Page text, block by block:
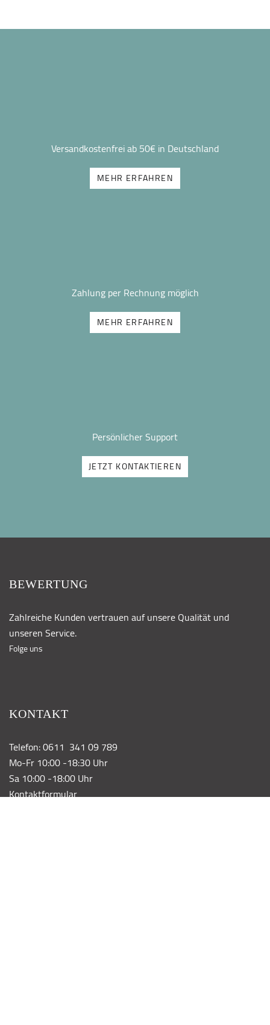
Versandkostenfrei ab 50€ in Deutschland
MEHR ERFAHREN
Zahlung per Rechnung möglich
MEHR ERFAHREN
Persönlicher Support
JETZT KONTAKTIEREN
BEWERTUNG
Zahlreiche Kunden vertrauen auf unsere Qualität und
unseren Service.
Folge uns
KONTAKT
Telefon: 0611 341 09 789
Mo-Fr 10:00 -18:30 Uhr
Sa 10:00 -18:00 Uhr
Kontaktformular